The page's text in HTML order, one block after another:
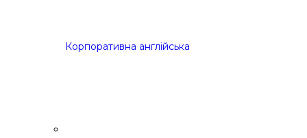
Корпоративна англійська